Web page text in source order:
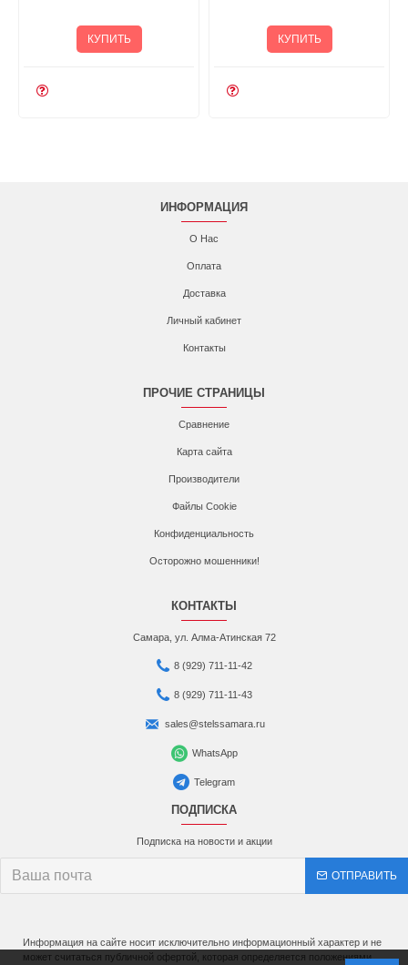
КУПИТЬ КУПИТЬ
ИНФОРМАЦИЯ
О Нас
Оплата
Доставка
Личный кабинет
Контакты
ПРОЧИЕ СТРАНИЦЫ
Сравнение
Карта сайта
Производители
Файлы Cookie
Конфиденциальность
Осторожно мошенники!
КОНТАКТЫ
Самара, ул. Алма-Атинская 72
8 (929) 711-11-42
8 (929) 711-11-43
sales@stelssamara.ru
WhatsApp
Telegram
ПОДПИСКА
Подписка на новости и акции
ОТПРАВИТЬ
Информация на сайте носит исключительно информационный характер и не
может считаться публичной офертой, которая определяется положениями